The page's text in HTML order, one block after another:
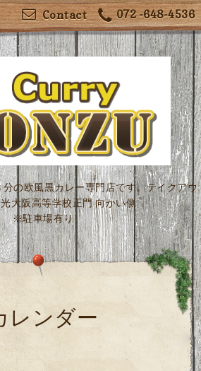
072 -648-4536
Contact
の欧風黒カレー専門店です。テイクアウ
大阪高等学校正門 向かい側
※駐車場有り
レンダー